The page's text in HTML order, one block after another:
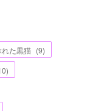
た黒猫 (9)
)